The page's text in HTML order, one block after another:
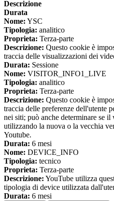
Descrizione
Durata
Nome: YSC
Tipologia: analitico
Proprieta: Terza-parte
Descrizione: Questo cookie è
traccia delle visualizzazioni dei
Durata: Sessione
Nome: VISITOR_INFO1_LIVE
Tipologia: analitico
Proprieta: Terza-parte
Descrizione: Questo cookie è
traccia delle preferenze dell'utente
nei siti; può anche determinare se il
utilizzando la nuova o la vecchia
Youtube.
Durata: 6 mesi
Nome: DEVICE_INFO
Tipologia: tecnico
Proprieta: Terza-parte
Descrizione: YouTube utilizza
tipologia di device utilizzata
Durata: 6 mesi